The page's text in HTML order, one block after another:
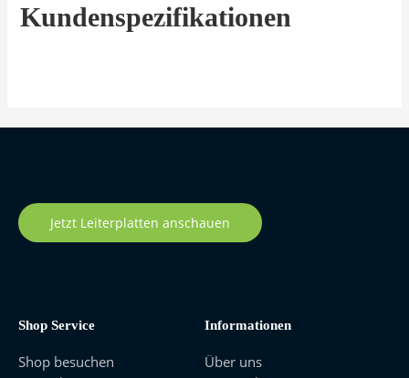
Kundenspezifikationen
Jetzt Leiterplatten anschauen
Shop Service
Shop besuchen
Informationen
Über uns